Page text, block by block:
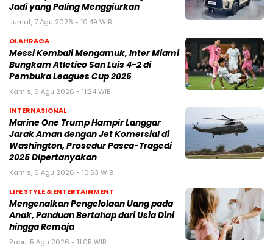
Jadi yang Paling Menggiurkan
Jumat, 7 Agu 2026 - 10:49 WIB
OLAHRAGA
Messi Kembali Mengamuk, Inter Miami
Bungkam Atletico San Luis 4-2 di
Pembuka Leagues Cup 2026
Kamis, 6 Agu 2026 - 11:24 WIB
INTERNASIONAL
Marine One Trump Hampir Langgar
Jarak Aman dengan Jet Komersial di
Washington, Prosedur Pasca-Tragedi
2025 Dipertanyakan
Kamis, 6 Agu 2026 - 10:53 WIB
LIFE STYLE & ENTERTAINMENT
Mengenalkan Pengelolaan Uang pada
Anak, Panduan Bertahap dari Usia Dini
hingga Remaja
Rabu, 5 Agu 2026 - 11:05 WIB